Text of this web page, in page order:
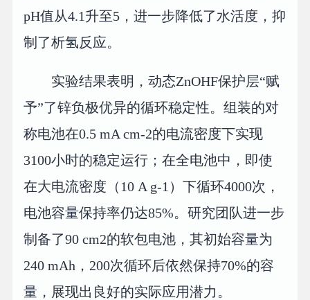
pH值从4.1升至5，进一步降低了水活度，抑
制了析氢反应。
实验结果表明，动态ZnOHF保护层“赋
予”了锌负极优异的循环稳定性。组装的对
称电池在0.5 mA cm-2的电流密度下实现
3100小时的稳定运行；在全电池中，即使
在大电流密度（10 A g-1）下循环4000次，
电池容量保持率仍达85%。研究团队进一步
制备了90 cm2的软包电池，其初始容量为
240 mAh，200次循环后依然保持70%的容
量，展现出良好的实际应用潜力。